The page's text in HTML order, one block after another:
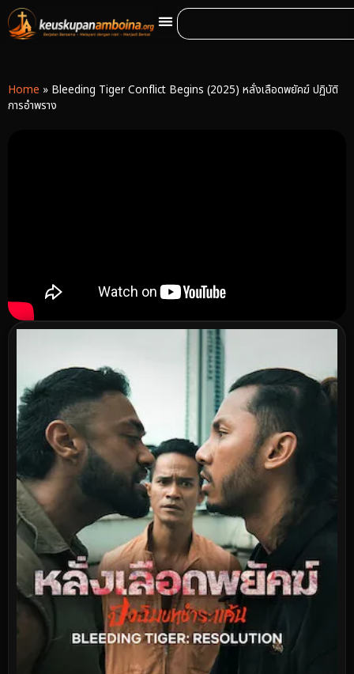
Home » Bleeding Tiger Conflict Begins (2025) หลั่งเลือดพยัคฆ์ ปฏิบัติ
การอำพราง